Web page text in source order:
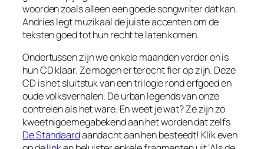
woorden zoals alleen een goede songwriter dat kan.
Andries legt muzikaal de juiste accenten om de
teksten goed tot hun recht te laten komen.
Ondertussen zijn we enkele maanden verder en is
hun CD klaar. Ze mogen er terecht fier op zijn. Deze
CD is het sluitstuk van een trilogie rond erfgoed en
oude volksverhalen. Deurban legendsvan onze
contreien als het ware. En weet je wat? Ze zijn zo
kweetnigoemegabekend aan het worden dat zelfs
De Standaardaandacht aan hen besteedt! Klik even